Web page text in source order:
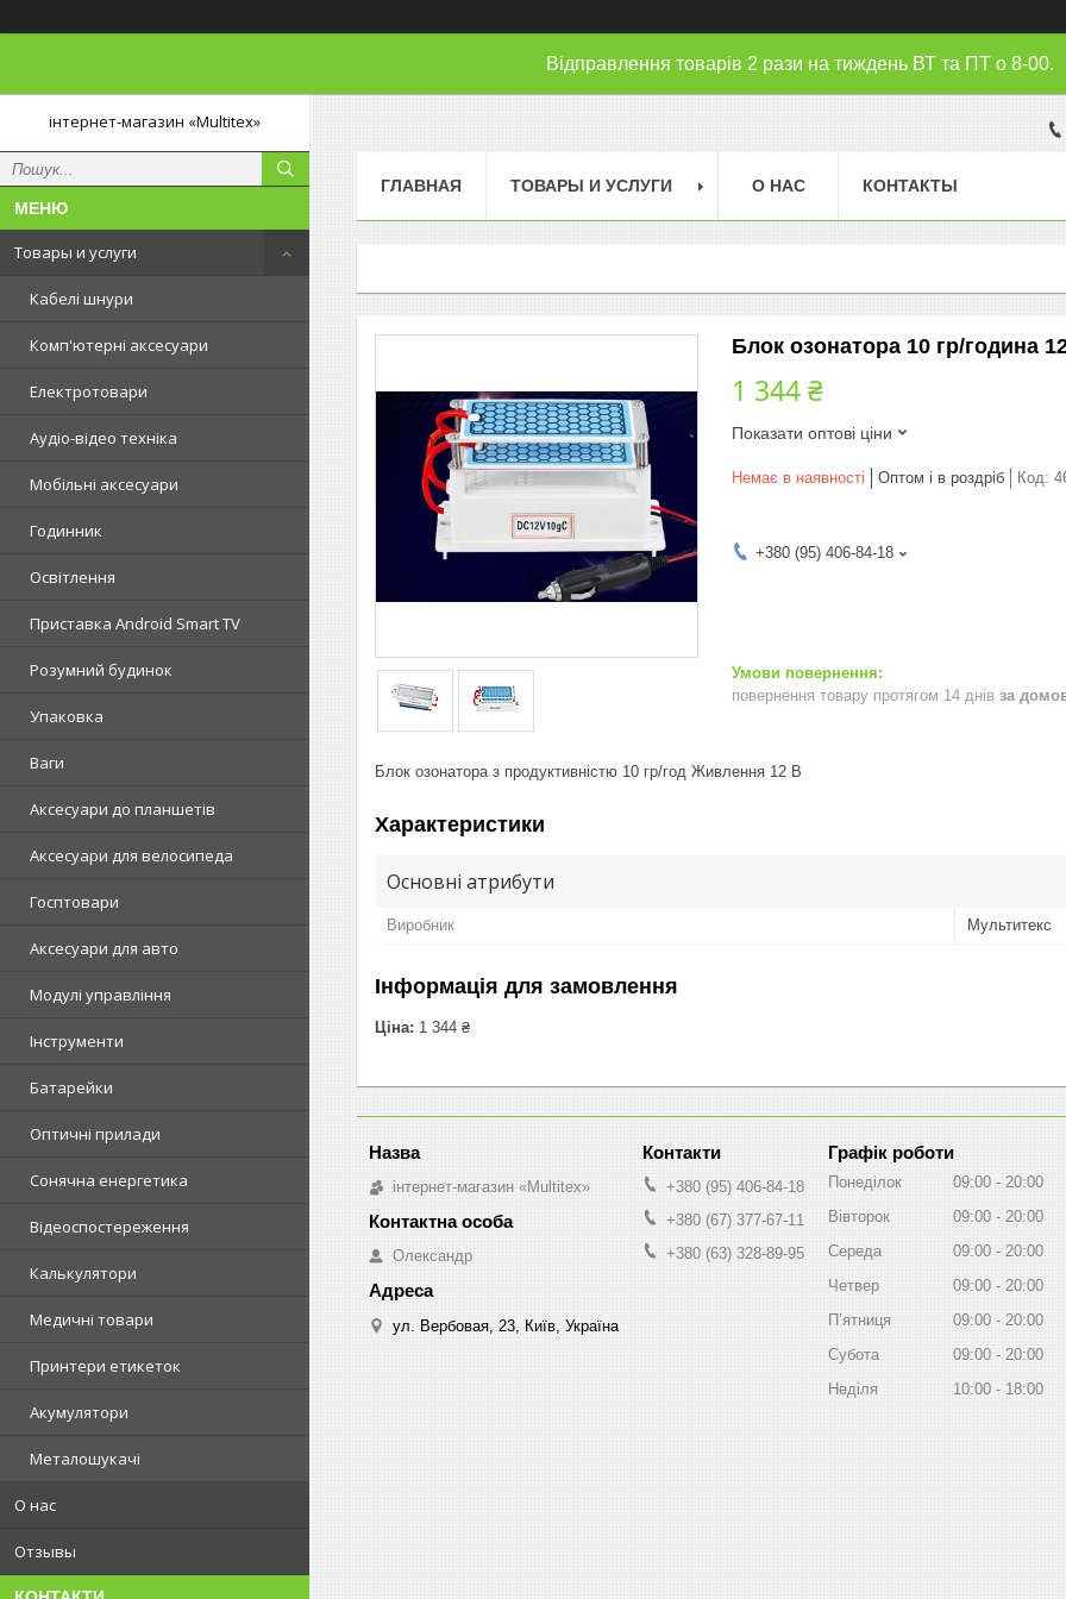
Відправлення товарів 2 рази на тиждень ВТ та ПТ о 8-00.
інтернет-магазин «Multitex»
Товары и услуги
Кабелі шнури
Комп'ютерні аксесуари
Електротовари
Аудіо-відео техніка
Мобільні аксесуари
Годинник
Освітлення
Приставка Android Smart TV
Розумний будинок
Упаковка
Ваги
Аксесуари до планшетів
Аксесуари для велосипеда
Госптовари
Аксесуари для авто
Модулі управління
Інструменти
Батарейки
Оптичні прилади
Сонячна енергетика
Відеоспостереження
Калькулятори
Медичні товари
Принтери етикеток
Акумулятори
Металошукачі
О нас
Отзывы
ГЛАВНАЯ ТОВАРЫ И УСЛУГИ О НАС КОНТАКТЫ
Блок озонатора 10 гр/година
1 344 ₴
Показати оптові ціни
Немає в наявності Оптом і в роздріб Код:
+380 (95) 406-84-18
повернення товару протягом 14 днів за
Блок озонатора з продуктивністю 10 гр/год Живлення 12 В
Характеристики
Основні атрибути
Виробник Мультитекс
Інформація для замовлення
Ціна: 1 344 ₴
інтернет-магазин «Multitex»
Олександр
ул. Вербовая, 23, Київ, Україна
+380 (95) 406-84-18
+380 (67) 377-67-11
+380 (63) 328-89-95
Графік роботи
Понеділок 09:00
20:00
Вівторок
09:00
20:00
Середа
09:00
20:00
Четвер
09:00
20:00
Пʼятниця
09:00
20:00
Субота
09:00
20:00
Неділя
10:00 18:00